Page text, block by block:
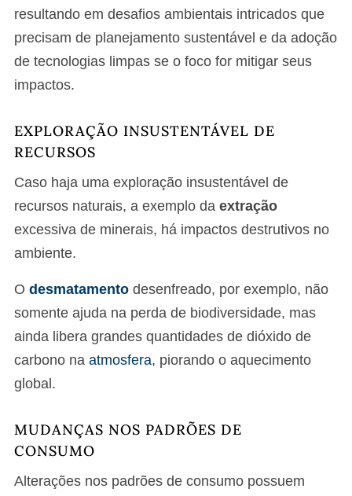
resultando em desafios ambientais intricados que
precisam de planejamento sustentável e da adoção
de tecnologias limpas se o foco for mitigar seus
impactos.
EXPLORAÇÃO INSUSTENTÁVEL DE
RECURSOS
Caso haja uma exploração insustentável de
recursos naturais, a exemplo da extração
excessiva de minerais, há impactos destrutivos no
ambiente.
O desmatamento desenfreado, por exemplo, não
somente ajuda na perda de biodiversidade, mas
ainda libera grandes quantidades de dióxido de
carbono na atmosfera, piorando o aquecimento
global.
MUDANÇAS NOS PADRÕES DE
CONSUMO
Alterações nos padrões de consumo possuem